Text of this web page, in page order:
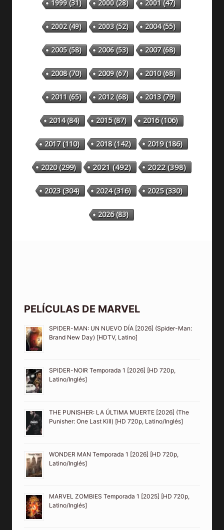
1999(31) 2000(28) 2001 (47)
2002(49) 2003(52) 2004(55)
2005(58) 2006(53) 2007(68)
2008(70) 2009(67) 2010(68)
2011 (65) 2012(68) 2013(79)
2014(84) 2015(87) 2016(106)
2017(110) 2018(142) 2019(186)
2020(299) 2021(492) 2022(398)
2023(304) 2024(316) 2025(330)
2026(83)
PELÍCULAS DE MARVEL
SPIDER-MAN: UN NUEVO DÍA [2026] (Spider-Man:
Brand New Day) [HDTV, Latino]
SPIDER-NOIR Temporada 1 [2026] [HD 720p,
Latino/Inglés]
THE PUNISHER: LA ÚLTIMA MUERTE [2026] (The
Punisher: One Last Kill) [HD 720p, Latino/Inglés]
WONDER MAN Temporada 1 [2026] [HD 720p,
Latino/Inglés]
MARVEL ZOMBIES Temporada 1 [2025] [HD 720p,
Latino/Inglés]